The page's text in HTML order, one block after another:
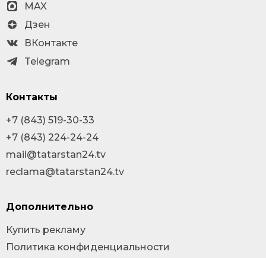
MAX
Дзен
ВКонтакте
Telegram
Контакты
+7 (843) 519-30-33
+7 (843) 224-24-24
mail@tatarstan24.tv
reclama@tatarstan24.tv
Дополнительно
Купить рекламу
Политика конфиденциальности